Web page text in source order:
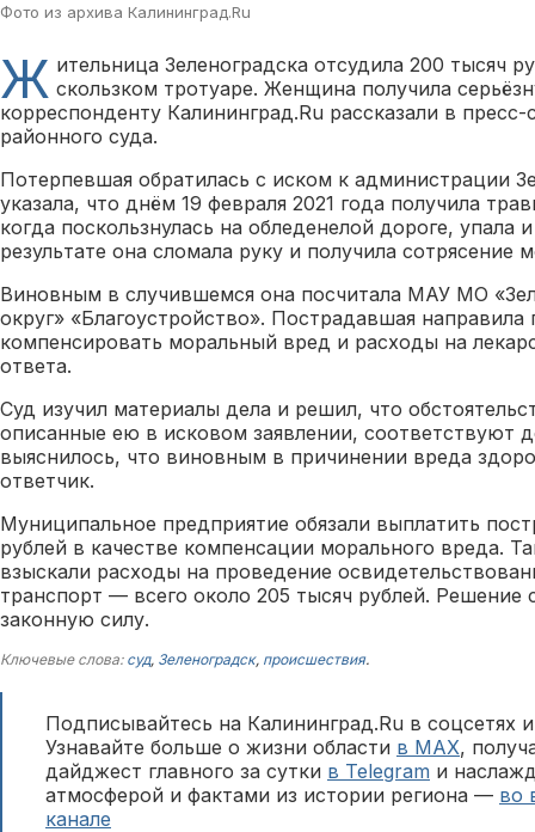
Фото из архива Калининград.Ru
Ж ительница Зеленоградска отсудила 200 тысяч
скользком тротуаре. Женщина получила
корреспонденту Калининград.Ru рассказали в пресс-
районного суда.
Потерпевшая обратилась с иском к администрации
указала, что днём 19 февраля 2021 года получила
когда поскользнулась на обледенелой дороге, упала
результате она сломала руку и получила сотрясение
Виновным в случившемся она посчитала МАУ МО
округ» «Благоустройство». Пострадавшая
компенсировать моральный вред и расходы на
ответа.
Суд изучил материалы дела и решил, что
описанные ею в исковом заявлении, соответствуют
выяснилось, что виновным в причинении вреда
ответчик.
Муниципальное предприятие обязали выплатить
рублей в качестве компенсации морального вреда.
взыскали расходы на проведение
транспорт — всего около 205 тысяч рублей. Решение
законную силу.
Ключевые слова: суд, Зеленоградск, происшествия.
Подписывайтесь на Калининград.Ru в соцсетях
Узнавайте больше о жизни области в MAX,
дайджест главного за сутки в Telegram и
атмосферой и фактами из истории региона — во
канале